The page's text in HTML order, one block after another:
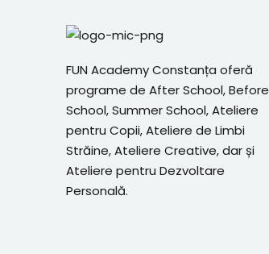
FUN Academy Constanța oferă
programe de After School, Before
School, Summer School, Ateliere
pentru Copii, Ateliere de Limbi
Străine, Ateliere Creative, dar și
Ateliere pentru Dezvoltare
Personală.